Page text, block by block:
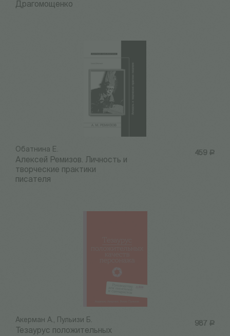
Драгомощенко
459 Р
Обатнина Е.
Алексей Ремизов. Личность и
творческие практики
писателя
987 Р
Акерман А., Пульизи Б.
Тезаурус положительных